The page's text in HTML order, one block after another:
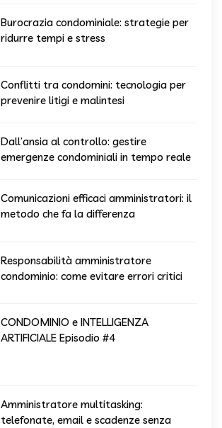
Burocrazia condominiale: strategie per
ridurre tempi e stress
Conflitti tra condomini: tecnologia per
prevenire litigi e malintesi
Dall’ansia al controllo: gestire
emergenze condominiali in tempo reale
Comunicazioni efficaci amministratori: il
metodo che fa la differenza
Responsabilità amministratore
condominio: come evitare errori critici
CONDOMINIO e INTELLIGENZA
ARTIFICIALE Episodio #4
Amministratore multitasking:
telefonate, email e scadenze senza